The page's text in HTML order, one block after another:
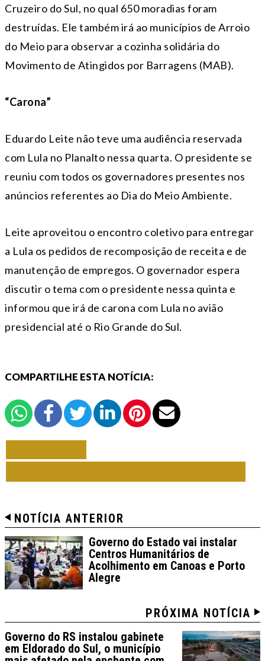
Cruzeiro do Sul, no qual 650 moradias foram
destruídas. Ele também irá ao municípios de Arroio
do Meio para observar a cozinha solidária do
Movimento de Atingidos por Barragens (MAB).
“Carona”
Eduardo Leite não teve uma audiência reservada
com Lula no Planalto nessa quarta. O presidente se
reuniu com todos os governadores presentes nos
anúncios referentes ao Dia do Meio Ambiente.
Leite aproveitou o encontro coletivo para entregar
a Lula os pedidos de recomposição de receita e de
manutenção de empregos. O governador espera
discutir o tema com o presidente nessa quinta e
informou que irá de carona com Lula no avião
presidencial até o Rio Grande do Sul.
COMPARTILHE ESTA NOTÍCIA:
NOTÍCIA ANTERIOR
Governo do Estado vai instalar
Centros Humanitários de
Acolhimento em Canoas e Porto
Alegre
PRÓXIMA NOTÍCIA
Governo do RS instalou gabinete
em Eldorado do Sul, o município